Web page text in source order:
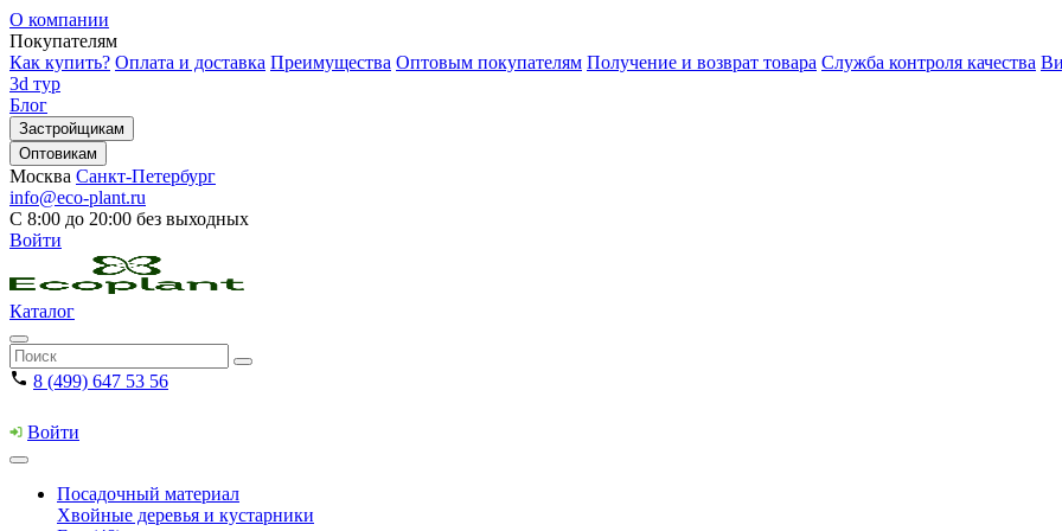
О компании
Покупателям
Как купить? Оплата и доставка Преимущества Оптовым покупателям Получение и возврат товара Служба контроля качества
3d тур
Блог
Застройщикам
Оптовикам
Москва Санкт-Петербург
info@eco-plant.ru
С 8:00 до 20:00 без выходных
Войти
Каталог
8 (499) 647 53 56
Войти
Посадочный материал
Хвойные деревья и кустарники